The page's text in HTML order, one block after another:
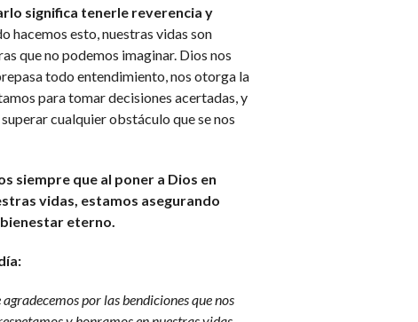
significa tenerle reverencia y
hacemos esto, nuestras vidas son
que no podemos imaginar. Dios nos
todo entendimiento, nos otorga la
para tomar decisiones acertadas, y
cualquier obstáculo que se nos
siempre que al poner a Dios en
vidas, estamos asegurando
eterno.
por las bendiciones que nos